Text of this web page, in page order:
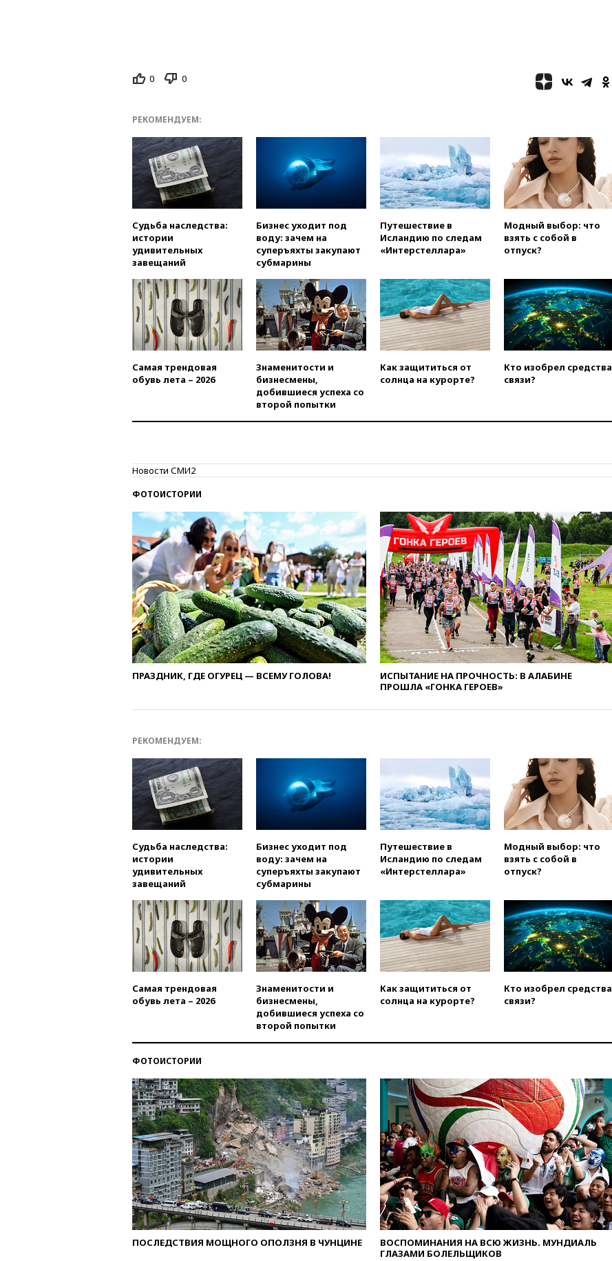
0 0
РЕКОМЕНДУЕМ:
Судьба наследства:
истории
удивительных
завещаний
Бизнес уходит под
воду: зачем на
суперъяхты закупают
субмарины
Путешествие в
Исландию по следам
«Интерстеллара»
Модный выбор: что
взять с собой в
отпуск?
Самая трендовая
обувь лета – 2026
Знаменитости и
бизнесмены,
добившиеся успеха со
второй попытки
Как защититься от
солнца на курорте?
Кто изобрел средства
связи?
Новости СМИ2
ФОТОИСТОРИИ
ПРАЗДНИК, ГДЕ ОГУРЕЦ — ВСЕМУ ГОЛОВА!
ИСПЫТАНИЕ НА ПРОЧНОСТЬ: В АЛАБИНЕ
ПРОШЛА «ГОНКА ГЕРОЕВ»
РЕКОМЕНДУЕМ:
Судьба наследства:
истории
удивительных
завещаний
Бизнес уходит под
воду: зачем на
суперъяхты закупают
субмарины
Путешествие в
Исландию по следам
«Интерстеллара»
Модный выбор: что
взять с собой в
отпуск?
Самая трендовая
обувь лета – 2026
Знаменитости и
бизнесмены,
добившиеся успеха со
второй попытки
Как защититься от
солнца на курорте?
Кто изобрел средства
связи?
ФОТОИСТОРИИ
ПОСЛЕДСТВИЯ МОЩНОГО ОПОЛЗНЯ В ЧУНЦИНЕ
ВОСПОМИНАНИЯ НА ВСЮ ЖИЗНЬ. МУНДИАЛЬ
ГЛАЗАМИ БОЛЕЛЬЩИКОВ